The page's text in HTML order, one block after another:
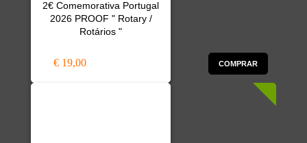
2€ Comemorativa Portugal
2026 PROOF " Rotary /
Rotários "
€ 19,00 COMPRAR